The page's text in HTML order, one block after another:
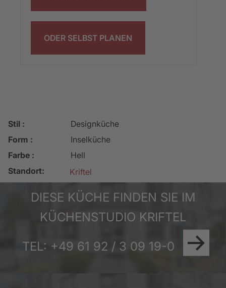
ODER SELBST PLANEN
Stil :
Designküche
Form :
Inselküche
Farbe :
Hell
Standort:
Kriftel
DIESE KÜCHE FINDEN SIE IM
KÜCHENSTUDIO KRIFTEL
TEL: +49 61 92 / 3 09 19-0